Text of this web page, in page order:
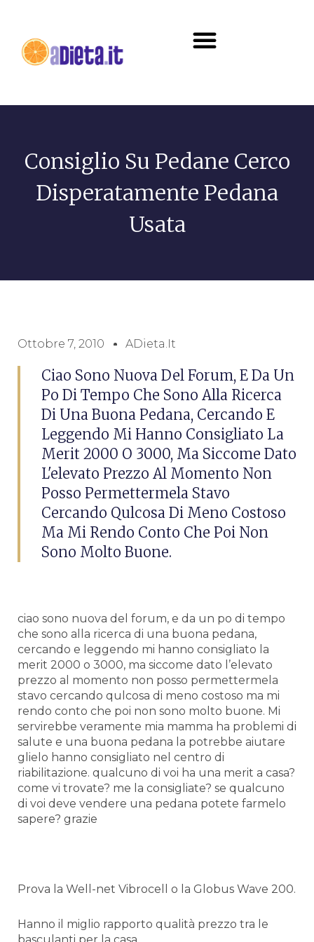
Consiglio Su Pedane Cerco
Disperatamente Pedana
Usata
Ottobre 7, 2010 ADieta.it
Ciao Sono Nuova Del Forum, E Da Un
Po Di Tempo Che Sono Alla Ricerca
Di Una Buona Pedana, Cercando E
Leggendo Mi Hanno Consigliato La
Merit 2000 O 3000, Ma Siccome Dato
L'elevato Prezzo Al Momento Non
Posso Permettermela Stavo
Cercando Qulcosa Di Meno Costoso
Ma Mi Rendo Conto Che Poi Non
Sono Molto Buone.
ciao sono nuova del forum, e da un po di tempo
che sono alla ricerca di una buona pedana,
cercando e leggendo mi hanno consigliato la
merit 2000 o 3000, ma siccome dato l’elevato
prezzo al momento non posso permettermela
stavo cercando qulcosa di meno costoso ma mi
rendo conto che poi non sono molto buone. Mi
servirebbe veramente mia mamma ha problemi di
salute e una buona pedana la potrebbe aiutare
glielo hanno consigliato nel centro di
riabilitazione. qualcuno di voi ha una merit a casa?
come vi trovate? me la consigliate? se qualcuno
di voi deve vendere una pedana potete farmelo
sapere? grazie
Prova la Well-net Vibrocell o la Globus Wave 200.
Hanno il miglio rapporto qualità prezzo tra le